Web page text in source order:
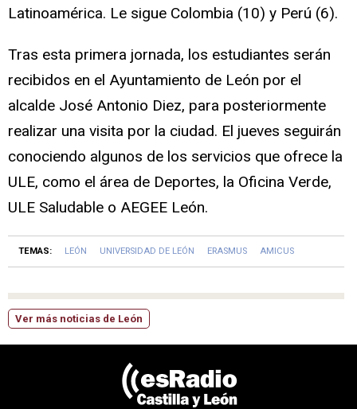
Latinoamérica. Le sigue Colombia (10) y Perú (6).
Tras esta primera jornada, los estudiantes serán
recibidos en el Ayuntamiento de León por el
alcalde José Antonio Diez, para posteriormente
realizar una visita por la ciudad. El jueves seguirán
conociendo algunos de los servicios que ofrece la
ULE, como el área de Deportes, la Oficina Verde,
ULE Saludable o AEGEE León.
TEMAS: LEÓN UNIVERSIDAD DE LEÓN ERASMUS AMICUS
Ver más noticias de León